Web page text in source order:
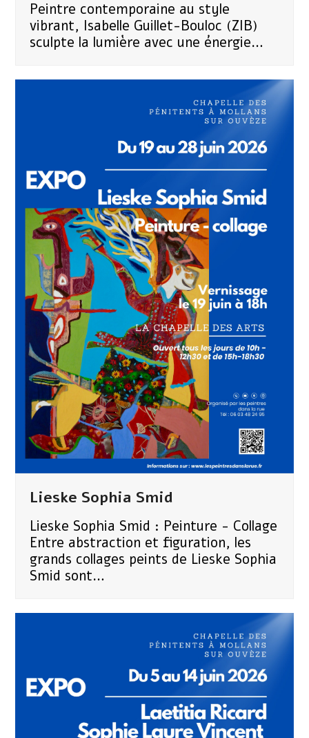
Peintre contemporaine au style
vibrant, Isabelle Guillet-Bouloc (ZIB)
sculpte la lumière avec une énergie…
Lieske Sophia Smid
Lieske Sophia Smid : Peinture - Collage
Entre abstraction et figuration, les
grands collages peints de Lieske Sophia
Smid sont…